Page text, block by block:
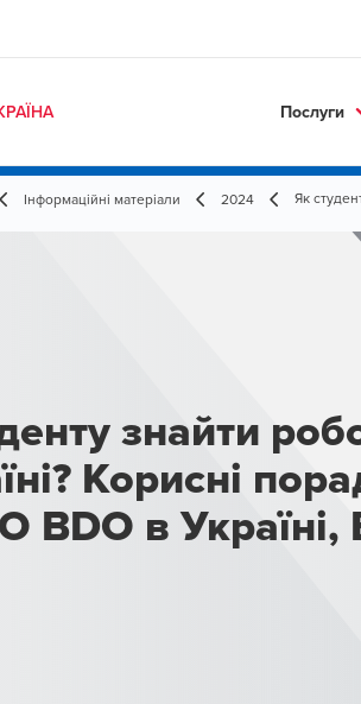
Послуги
Інформаційні матеріали 2024 Як
знайти
Корисні
BDO в Україні,